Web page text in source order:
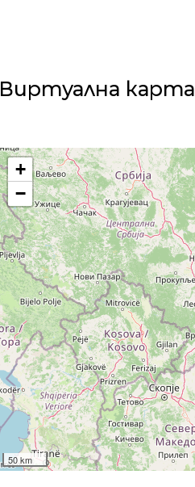
Виртуална карта
+
−
50 km